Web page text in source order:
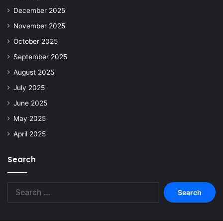
December 2025
November 2025
October 2025
September 2025
August 2025
July 2025
June 2025
May 2025
April 2025
Search